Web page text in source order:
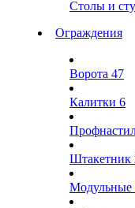
Столы и
Ограждения
Ворота 47
Калитки 6
Штакетник
Модульные